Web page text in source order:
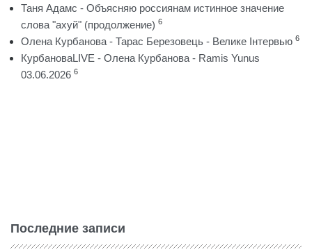
Таня Адамс - Объясняю россиянам истинное значение
слова "ахуй" (продолжение) 6
Олена Курбанова - Тарас Березовець - Велике Інтервью 6
КурбановаLIVE - Олена Курбанова - Ramis Yunus
03.06.2026 6
Последние записи